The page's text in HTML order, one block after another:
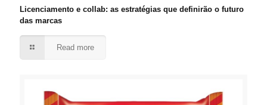
Licenciamento e collab: as estratégias que definirão o futuro
das marcas
Read more